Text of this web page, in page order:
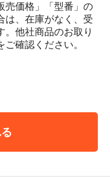
売価格」「型番」の
は、在庫がなく、受
。他社商品のお取り
確認ください。